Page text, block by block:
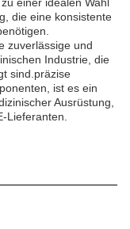
die eine konsistente
zuverlässige und
Industrie, die
sind.präzise
ist es ein
Ausrüstung,
Lieferanten.